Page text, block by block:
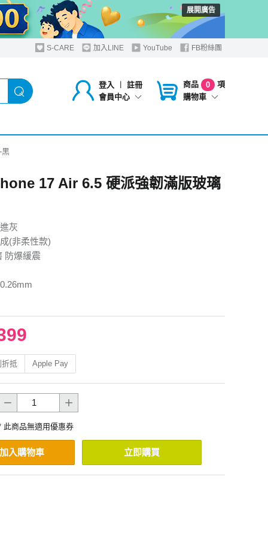
展開廣告
S-CARE 加入LINE YouTube FB粉絲團
登入 ︱
註冊
會員中心
商品 0
項
購物車
黑
17 Air 6.5 硬派強韌滿版玻璃
灰
(非柔性款)
防爆緩震
抵 Apple Pay
此商品無適用優惠券
加入購物車 立即購買